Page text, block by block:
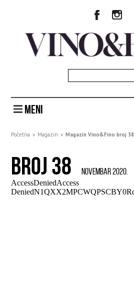
MENI
Početna » Magazin » Magazin Vino&Fino broj 38
BROJ 38 NOVEMBAR 2020.